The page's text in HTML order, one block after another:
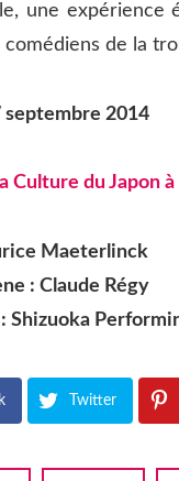
une expérience
comédiens de la
septembre 2014
Culture du Japon à
Maeterlinck
: Claude Régy
Shizuoka
Twitter